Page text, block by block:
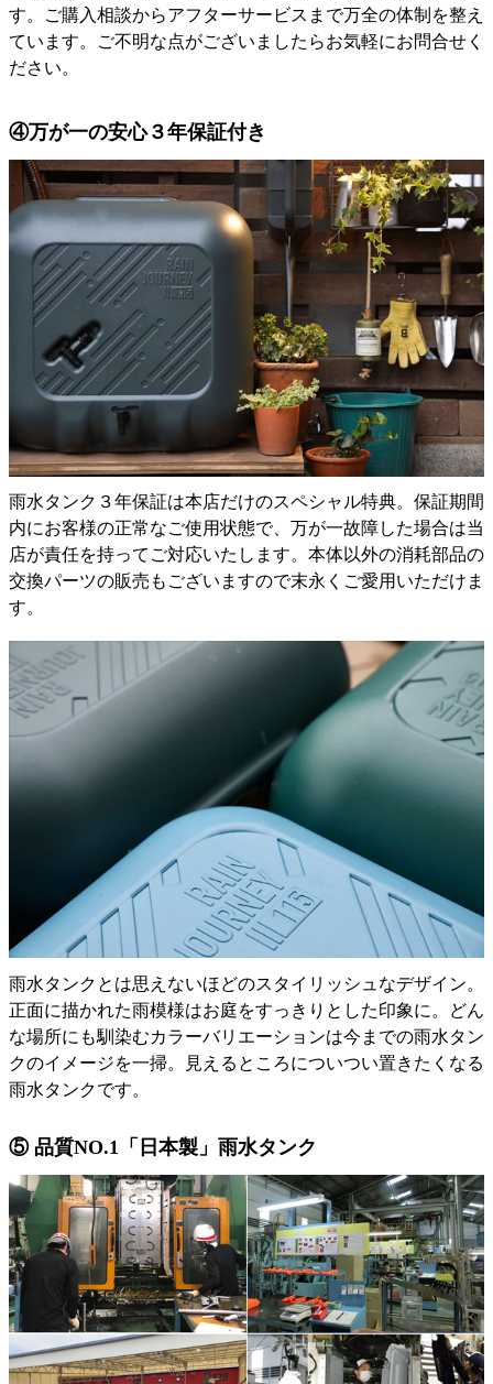
す。ご購入相談からアフターサービスまで万全の体制を整え
ています。ご不明な点がございましたらお気軽にお問合せく
ださい。
④万が一の安心３年保証付き
雨水タンク３年保証は本店だけのスペシャル特典。保証期間
内にお客様の正常なご使用状態で、万が一故障した場合は当
店が責任を持ってご対応いたします。本体以外の消耗部品の
交換パーツの販売もございますので末永くご愛用いただけま
す。
雨水タンクとは思えないほどのスタイリッシュなデザイン。
正面に描かれた雨模様はお庭をすっきりとした印象に。どん
な場所にも馴染むカラーバリエーションは今までの雨水タン
クのイメージを一掃。見えるところについつい置きたくなる
雨水タンクです。
⑤ 品質NO.1「日本製」雨水タンク